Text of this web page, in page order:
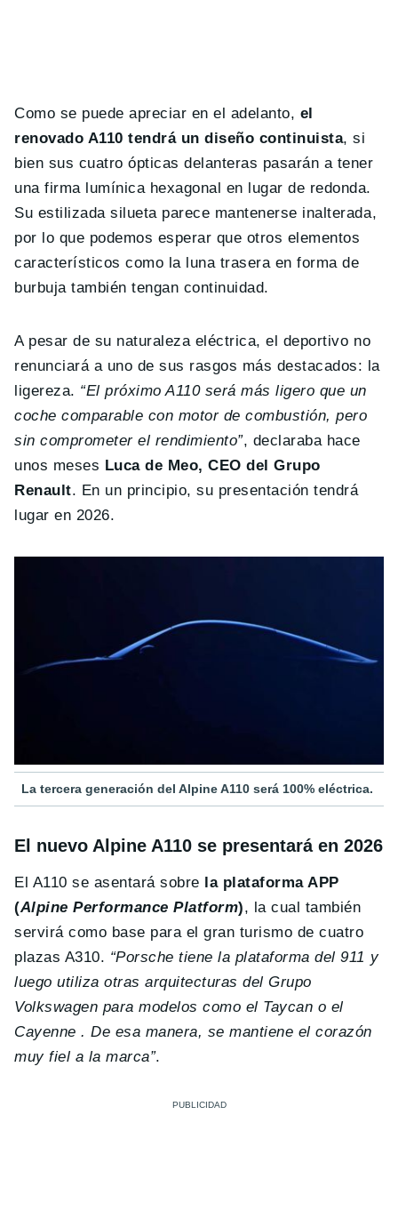
Como se puede apreciar en el adelanto, el
renovado A110 tendrá un diseño continuista, si
bien sus cuatro ópticas delanteras pasarán a tener
una firma lumínica hexagonal en lugar de redonda.
Su estilizada silueta parece mantenerse inalterada,
por lo que podemos esperar que otros elementos
característicos como la luna trasera en forma de
burbuja también tengan continuidad.
A pesar de su naturaleza eléctrica, el deportivo no
renunciará a uno de sus rasgos más destacados: la
ligereza. “El próximo A110 será más ligero que un
coche comparable con motor de combustión, pero
sin comprometer el rendimiento”, declaraba hace
unos meses Luca de Meo, CEO del Grupo
Renault. En un principio, su presentación tendrá
lugar en 2026.
La tercera generación del Alpine A110 será 100% eléctrica.
El nuevo Alpine A110 se presentará en 2026
El A110 se asentará sobre la plataforma APP
(Alpine Performance Platform), la cual también
servirá como base para el gran turismo de cuatro
plazas A310. “Porsche tiene la plataforma del 911 y
luego utiliza otras arquitecturas del Grupo
Volkswagen para modelos como el Taycan o el
Cayenne . De esa manera, se mantiene el corazón
muy fiel a la marca”.